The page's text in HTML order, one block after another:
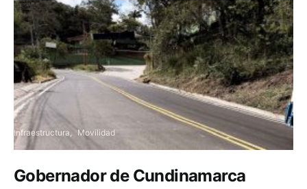
Infraestructura Movilidad
Gobernador de Cundinamarca